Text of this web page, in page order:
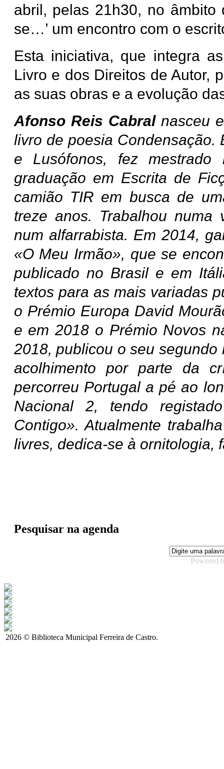
abril, pelas 21h30, no âmbito
se…’ um encontro com o
Esta iniciativa, que integra
Livro e dos Direitos de Autor,
as suas obras e a evolução
Afonso Reis Cabralnasceu
livro de poesia Condensação.
e Lusófonos, fez
graduação em Escrita de
camião TIR em busca de
treze anos. Trabalhou
num alfarrabista. Em 2014,
«O Meu Irmão», que se
publicado no Brasil e em
textos para as mais variadas
o Prémio Europa David
e em 2018 o Prémio Novos
2018, publicou o seu
acolhimento por parte da
percorreu Portugal a pé ao
Nacional 2, tendo
Contigo». Atualmente
livres, dedica-se à ornitologia,
Pesquisar na agenda
Powered
2026 © Biblioteca Municipal Ferreira de Castro.